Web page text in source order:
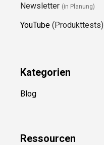
Newsletter (in Planung)
YouTube (Produkttests)
Kategorien
Blog
Ressourcen